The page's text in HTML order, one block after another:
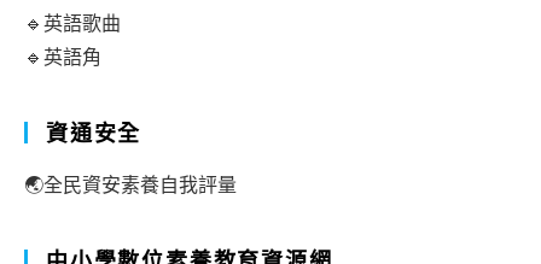
🔹英語歌曲
🔹英語角
資通安全
🌏全民資安素養自我評量